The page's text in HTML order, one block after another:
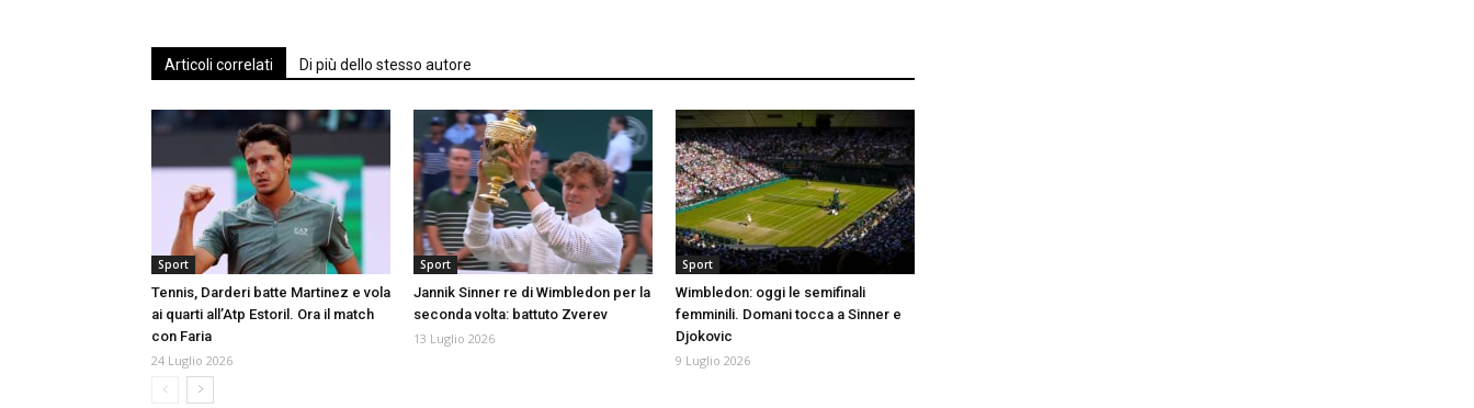
Articoli correlati Di più dello stesso autore
Sport
Tennis, Darderi batte Martinez e vola
ai quarti all’Atp Estoril. Ora il match
con Faria
24 Luglio 2026
Sport
Jannik Sinner re di Wimbledon per la
seconda volta: battuto Zverev
13 Luglio 2026
Sport
Wimbledon: oggi le semifinali
femminili. Domani tocca a Sinner e
Djokovic
9 Luglio 2026